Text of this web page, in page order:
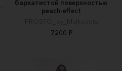
бархатистой поверхностью
peach-effect
PROSTO_by_Malkovets
7200 ₽